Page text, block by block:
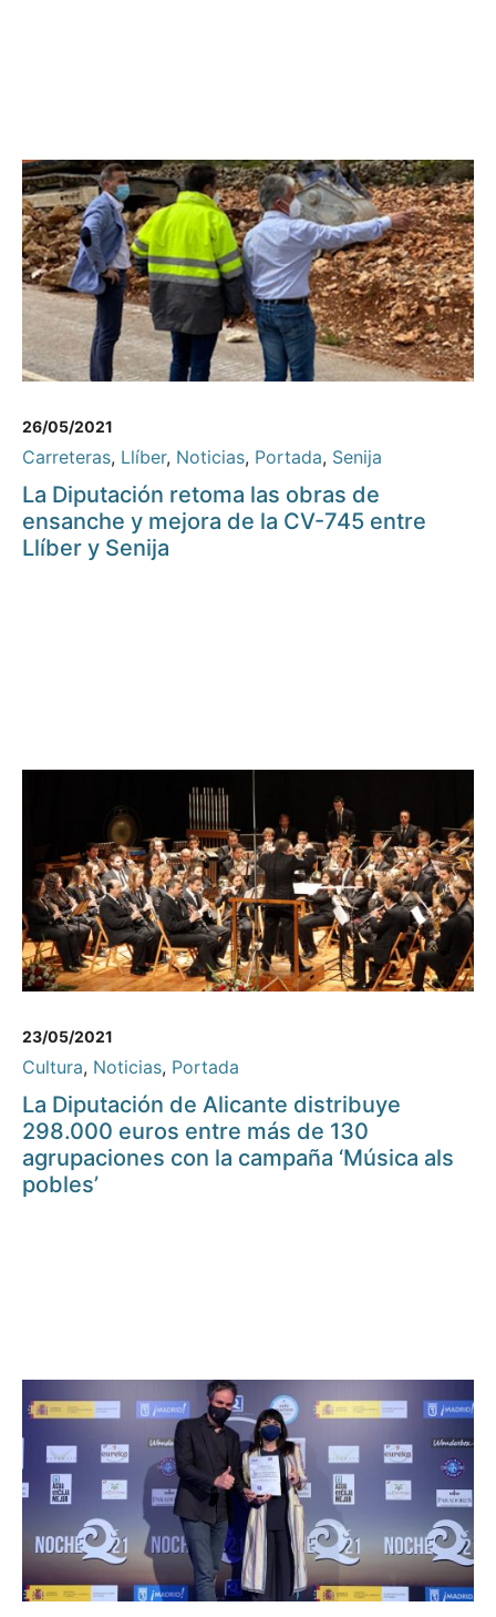
26/05/2021
Carreteras, Llíber, Noticias, Portada, Senija
La Diputación retoma las obras de
ensanche y mejora de la CV-745 entre
Llíber y Senija
23/05/2021
Cultura, Noticias, Portada
La Diputación de Alicante distribuye
298.000 euros entre más de 130
agrupaciones con la campaña ‘Música als
pobles’